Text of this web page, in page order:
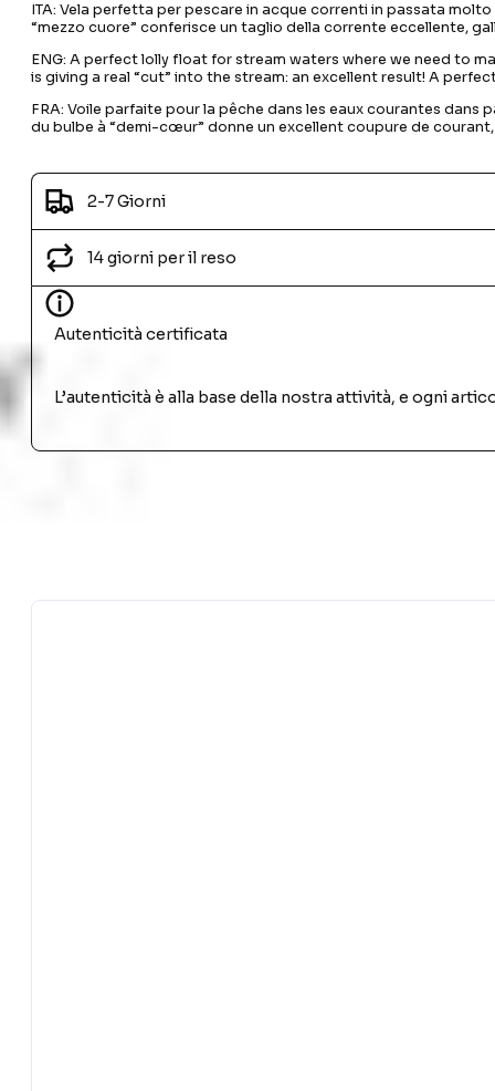
ITA: Vela perfetta per pescare in acque correnti in passata
“mezzo cuore” conferisce un taglio della corrente eccellente,
ENG: A perfect lolly float for stream waters where we need to
is giving a real “cut” into the stream: an excellent result! A
FRA: Voile parfaite pour la pêche dans les eaux courantes
du bulbe à “demi-cœur” donne un excellent coupure de
2-7 Giorni
14 giorni per il reso
Autenticità certificata
L’autenticità è alla base della nostra attività, e ogni